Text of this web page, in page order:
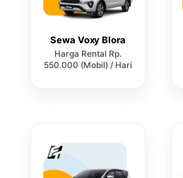
Sewa Voxy Blora
Harga Rental Rp.
550.000 (Mobil) / Hari